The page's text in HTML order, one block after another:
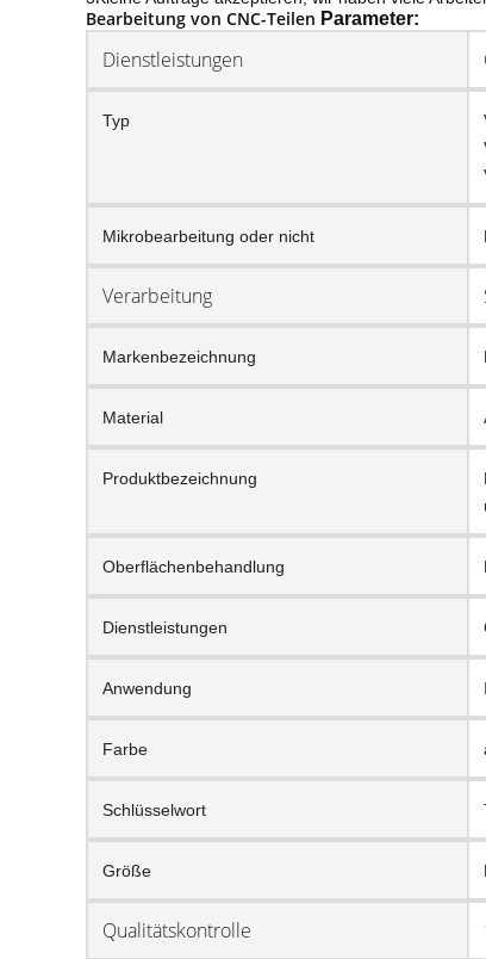
Bearbeitung von CNC-Teilen Parameter:
Dienstleistungen
Typ
Mikrobearbeitung oder nicht
Verarbeitung
Markenbezeichnung
Material
Produktbezeichnung
Oberflächenbehandlung
Dienstleistungen
Anwendung
Farbe
Schlüsselwort
Größe
Qualitätskontrolle